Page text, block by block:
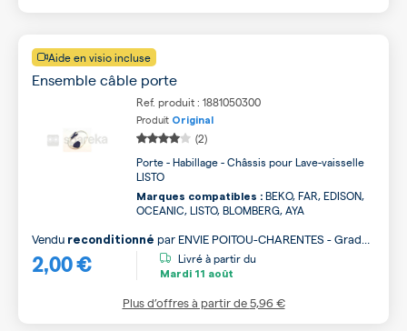
Aide en visio incluse
Ensemble câble porte
Ref. produit : 1881050300
Produit Original
(2)
Porte - Habillage - Châssis pour Lave-vaisselle
LISTO
Marques compatibles : BEKO, FAR, EDISON,
OCEANIC, LISTO, BLOMBERG, AYA
2,00 €
Vendu reconditionné par ENVIE POITOU-CHARENTES - Grade
B
Livré à partir du
Mardi 11 août
Plus d’offres à partir de5,96 €